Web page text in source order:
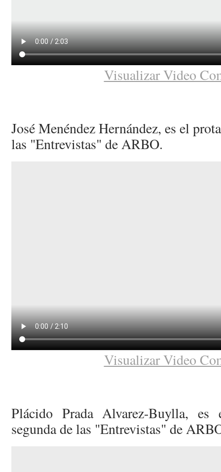
Visualizar Video
José Menéndez Hernández, es el
las "Entrevistas" de ARBO.
Visualizar Video
Plácido Prada Alvarez-Buylla,
segunda de las "Entrevistas" de